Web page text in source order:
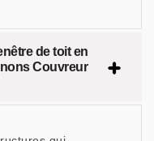
de toit en
Couvreur